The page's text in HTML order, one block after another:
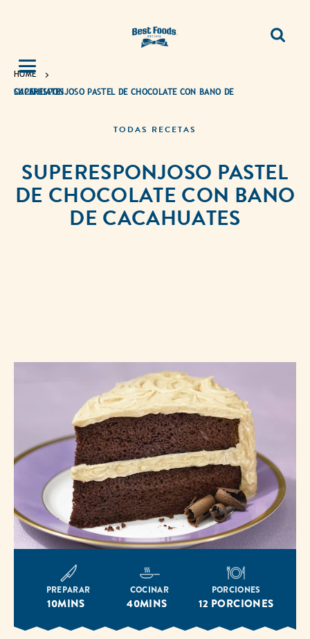
HOME
SUPERESPONJOSO PASTEL DE CHOCOLATE CON BANO DE CACAHUATES
TODAS RECETAS
SUPERESPONJOSO PASTEL
DE CHOCOLATE CON BANO
DE CACAHUATES
PREPARAR
10MINS
COCINAR
40MINS
PORCIONES
12 PORCIONES